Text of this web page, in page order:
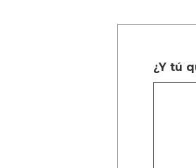
¿Y tú